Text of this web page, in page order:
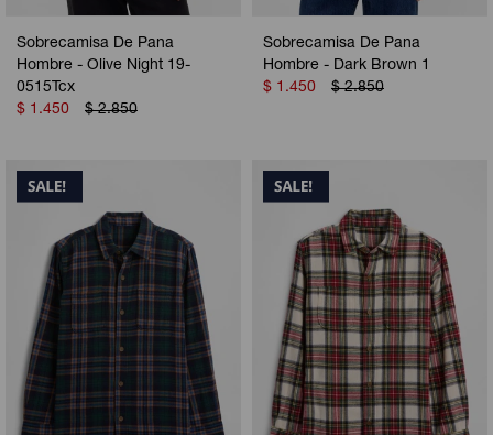
Sobrecamisa De Pana
Hombre - Olive Night 19-
0515Tcx
$ 1.450 $ 2.850
Sobrecamisa De Pana
Hombre - Dark Brown 1
$ 1.450 $ 2.850